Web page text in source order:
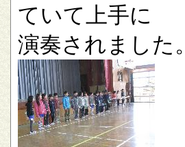
ていて上手に
演奏されました。